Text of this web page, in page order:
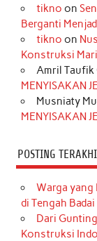
o
k
r
a
m
tikno on
Berganti
tikno on
Konstruksi
Amril Taufik
MENYISAKAN
Musniaty
MENYISAKAN
POSTING
Warga yang
di Tengah
Dari
Konstruksi